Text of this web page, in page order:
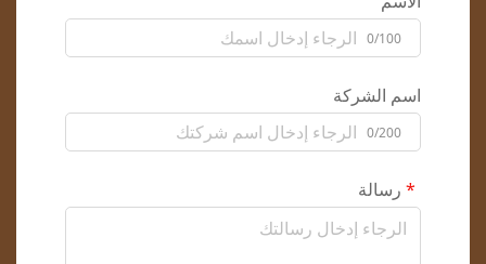
0/100
اسم الشركة
0/200
رسالة